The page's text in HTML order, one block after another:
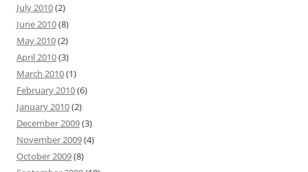
July 2010(2)
June 2010(8)
May 2010(2)
April 2010(3)
March 2010(1)
February 2010(6)
January 2010(2)
December 2009(3)
November 2009(4)
October 2009(8)